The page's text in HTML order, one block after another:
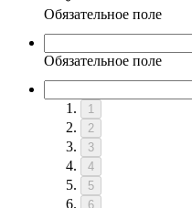
Обязательное поле
Обязательное поле
1
2
3
4
5
6